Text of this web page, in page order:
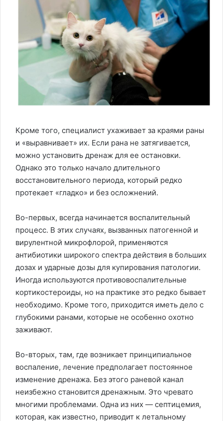
Кроме того, специалист ухаживает за краями раны
и «выравнивает» их. Если рана не затягивается,
можно установить дренаж для ее остановки.
Однако это только начало длительного
восстановительного периода, который редко
протекает «гладко» и без осложнений.
Во-первых, всегда начинается воспалительный
процесс. В этих случаях, вызванных патогенной и
вирулентной микрофлорой, применяются
антибиотики широкого спектра действия в больших
дозах и ударные дозы для купирования патологии.
Иногда используются противовоспалительные
кортикостероиды, но на практике это редко бывает
необходимо. Кроме того, приходится иметь дело с
глубокими ранами, которые не особенно охотно
заживают.
Во-вторых, там, где возникает принципиальное
воспаление, лечение предполагает постоянное
изменение дренажа. Без этого раневой канал
неизбежно становится дренажным. Это чревато
многими проблемами. Одна из них — септицемия,
которая, как известно, приводит к летальному